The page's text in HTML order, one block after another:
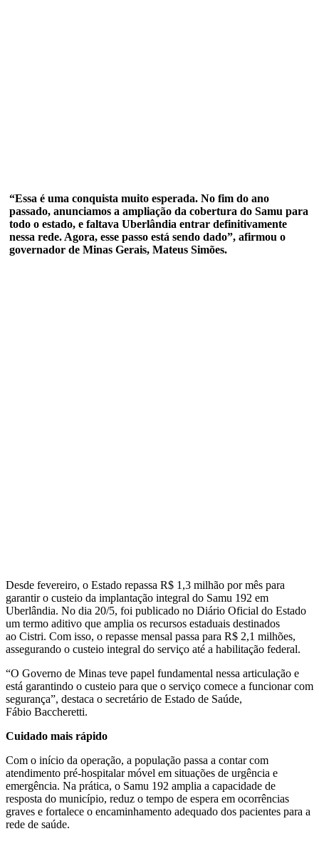
“Essa é uma conquista muito esperada. No fim do ano
passado, anunciamos a ampliação da cobertura do Samu para
todo o estado, e faltava Uberlândia entrar definitivamente
nessa rede. Agora, esse passo está sendo dado”, afirmou o
governador de Minas Gerais, Mateus Simões.
Desde fevereiro, o Estado repassa R$ 1,3 milhão por mês para
garantir o custeio da implantação integral do Samu 192 em
Uberlândia. No dia 20/5, foi publicado no Diário Oficial do Estado
um termo aditivo que amplia os recursos estaduais destinados
ao Cistri. Com isso, o repasse mensal passa para R$ 2,1 milhões,
assegurando o custeio integral do serviço até a habilitação federal.
“O Governo de Minas teve papel fundamental nessa articulação e
está garantindo o custeio para que o serviço comece a funcionar com
segurança”, destaca o secretário de Estado de Saúde,
Fábio Baccheretti.
Cuidado mais rápido
Com o início da operação, a população passa a contar com
atendimento pré-hospitalar móvel em situações de urgência e
emergência. Na prática, o Samu 192 amplia a capacidade de
resposta do município, reduz o tempo de espera em ocorrências
graves e fortalece o encaminhamento adequado dos pacientes para a
rede de saúde.